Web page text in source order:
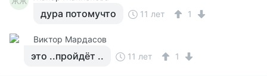
дура потомучто 11 лет 1
Виктор Мардасов
это ..пройдёт .. 11 лет 1